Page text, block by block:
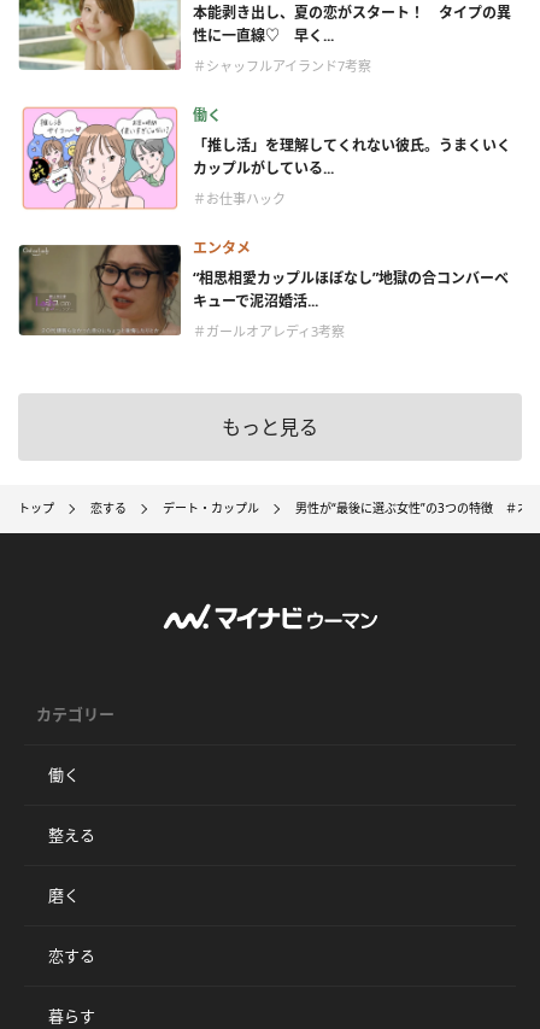
本能剥き出し、夏の恋がスタート！ タイプの異
性に一直線♡ 早く...
＃シャッフルアイランド7考察
働く
「推し活」を理解してくれない彼氏。うまくいく
カップルがしている...
＃お仕事ハック
エンタメ
“相思相愛カップルほぼなし”地獄の合コンバーベ
キューで泥沼婚活...
＃ガールオアレディ3考察
もっと見る
トップ 恋する デート・カップル 男性が“最後に選ぶ女性”の3つの特徴 ＃オ
カテゴリー
働く
整える
磨く
恋する
暮らす